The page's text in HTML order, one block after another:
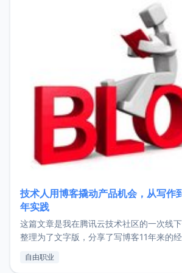
技术人用博客撬动产品机会，从写作
年实践
这篇文章是我在腾讯云技术社区的一次线
整理为了文字版，分享了写博客11年来的
了我的首个产品ImgURL的真实数据和产品
自由职业